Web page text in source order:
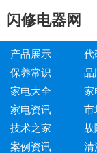
闪修电器网
产品展示 代
保养常识
品
家电大全
家
家电资讯
市
技术之家
故
案例资讯
清